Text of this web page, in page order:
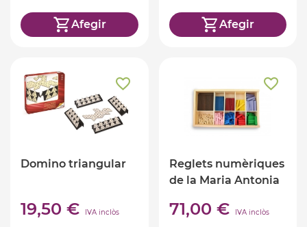
Afegir Afegir
Domino triangular
19,50 € IVA inclòs
Reglets numèriques
de la Maria Antonia
71,00 € IVA inclòs